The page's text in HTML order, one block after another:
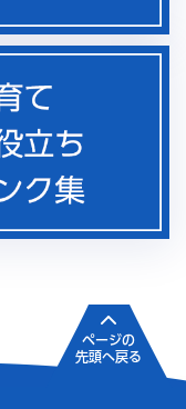
ページの
先頭へ戻る